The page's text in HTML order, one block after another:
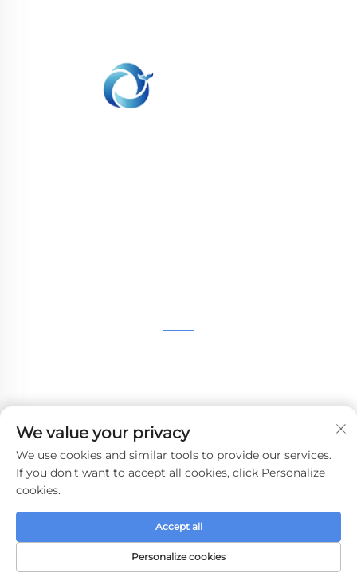
[email protected]
Copyright © 2024 WHALE STONE 3d Tous droits réservés.
Politique de confidentialité
We value your privacy
We use cookies and similar tools to provide our services.
If you don't want to accept all cookies, click Personalize
cookies.
Personalize cookies
Accept all